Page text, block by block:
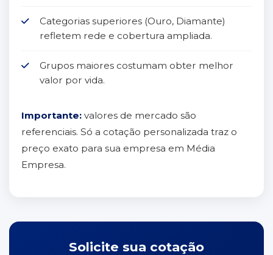
Categorias superiores (Ouro, Diamante)
refletem rede e cobertura ampliada.
Grupos maiores costumam obter melhor
valor por vida.
Importante: valores de mercado são
referenciais. Só a cotação personalizada traz o
preço exato para sua empresa em Média
Empresa.
Solicite sua cotação